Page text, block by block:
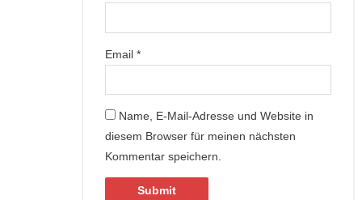
Email*
Name, E-Mail-Adresse und Website in
diesem Browser für meinen nächsten
Kommentar speichern.